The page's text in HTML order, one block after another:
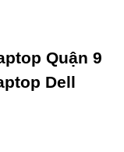
Quận 9
Dell